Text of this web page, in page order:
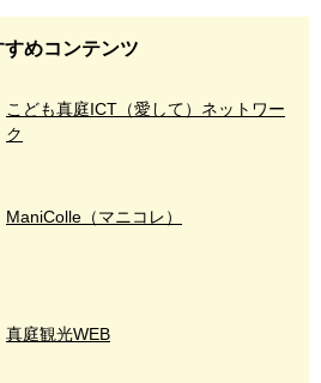
すめコンテンツ
こども真庭ICT（愛して）ネットワー
ク
ManiColle（マニコレ）
真庭観光WEB